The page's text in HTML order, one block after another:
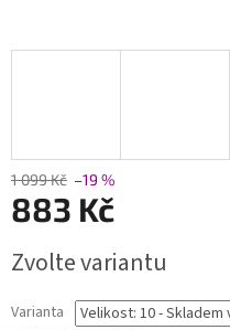
1 099 Kč –19 %
883 Kč
cena:
Zvolte variantu
Varianta